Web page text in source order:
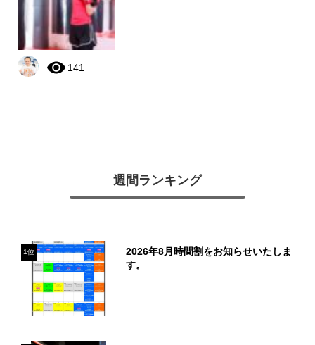
141
週間ランキング
1位
2026年8月時間割をお知らせいたしま
す。